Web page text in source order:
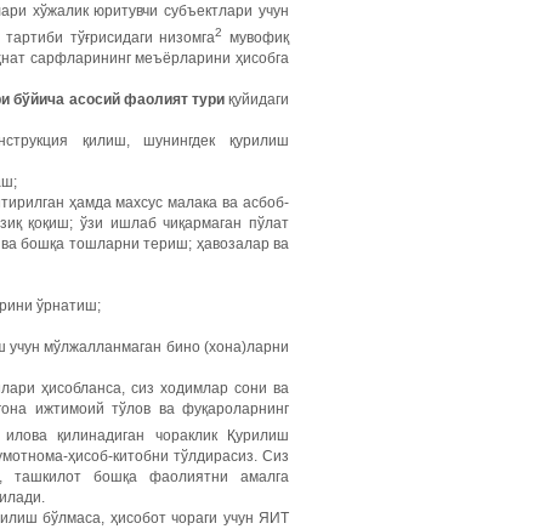
хўжалик юритувчи субъектлари учун
тўғрисидаги низомга2
мувофиқ
сарфларининг меъёрларини ҳисобга
бўйича асосий фаолият туриқуйидаги
қилиш, шунингдек қурилиш
ҳамда махсус малака ва асбоб-
қоқиш; ўзи ишлаб чиқармаган пўлат
бошқа тошларни териш; ҳавозалар ва
ўрнатиш;
мўлжалланмаган бино (хона)ларни
ҳисобланса, сиз ходимлар сони ва
ижтимоий тўлов ва фуқароларнинг
илова қилинадиган чораклик Қурилиш
ҳисоб-китобни тўлдирасиз. Сиз
ташкилот бошқа фаолиятни амалга
бўлмаса, ҳисобот чораги учун ЯИТ